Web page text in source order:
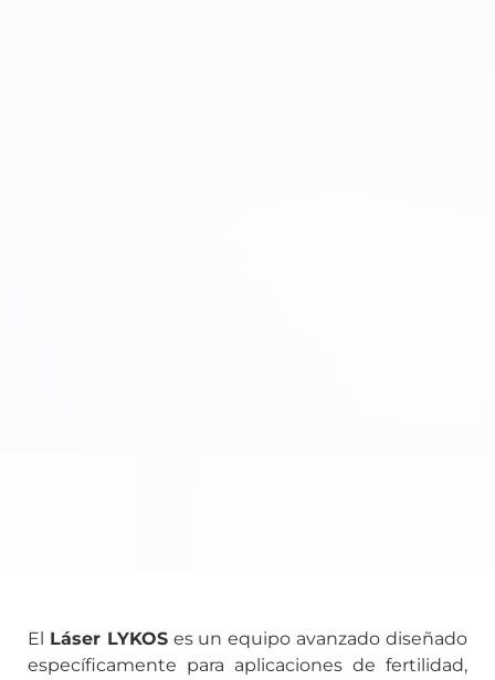
El Láser LYKOSes un equipo avanzado diseñado
específicamente para aplicaciones de fertilidad,